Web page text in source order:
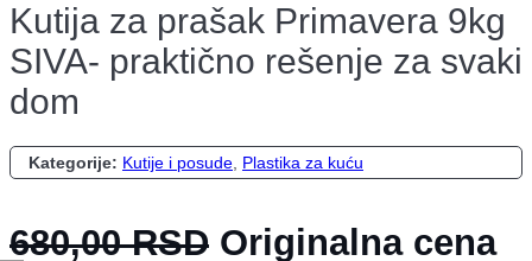
Kutija za prašak Primavera 9kg
SIVA- praktično rešenje za svaki
dom
Kategorije: Kutije i posude Plastika za kuću
680,00RSD Originalna cena